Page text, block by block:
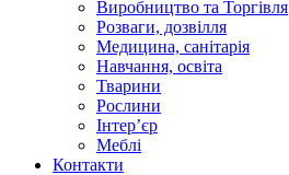
Виробництво та Торгівля
Розваги, дозвілля
Медицина, санітарія
Навчання, освіта
Тварини
Рослини
Інтер’єр
Меблі
Контакти